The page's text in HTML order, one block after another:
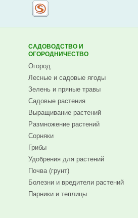
САДОВОДСТВО И
ОГОРОДНИЧЕСТВО
Огород
Лесные и садовые ягоды
Зелень и пряные травы
Садовые растения
Выращивание растений
Размножение растений
Сорняки
Грибы
Удобрения для растений
Почва (грунт)
Болезни и вредители растений
Парники и теплицы